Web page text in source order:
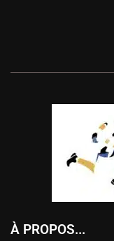
À PROPOS...